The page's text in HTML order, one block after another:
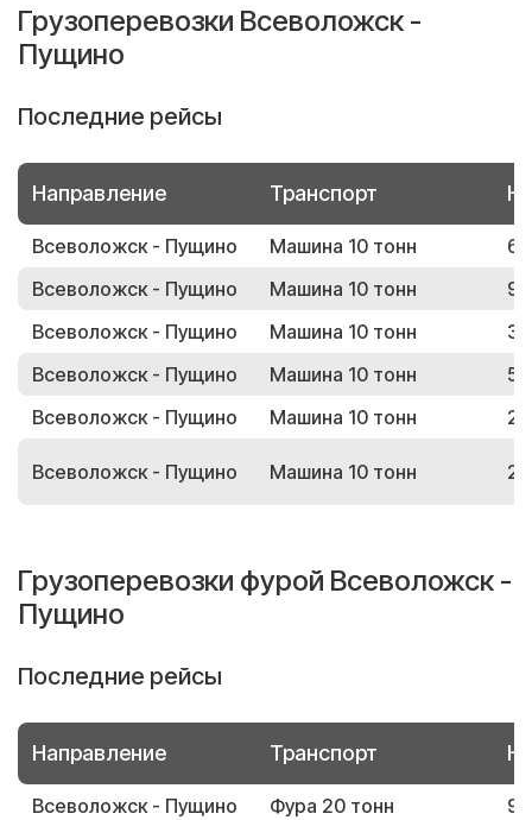
Грузоперевозки Всеволожск -
Пущино
Последние рейсы
Направление Транспорт
Всеволожск - Пущино Машина 10 тонн
Всеволожск - Пущино
Машина 10 тонн
Всеволожск - Пущино
Машина 10 тонн
Всеволожск - Пущино
Машина 10 тонн
Всеволожск - Пущино
Машина 10 тонн
Всеволожск - Пущино Машина 10 тонн
Грузоперевозки фурой Всеволожск -
Пущино
Последние рейсы
Направление Транспорт
Всеволожск - Пущино Фура 20 тонн